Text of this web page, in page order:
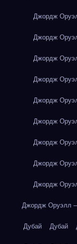
Джордж
Джордж
Джордж
Джордж
Джордж
Джордж
Джордж
Джордж
Джордж
Джордж Оруэлл
Дубай Дубай